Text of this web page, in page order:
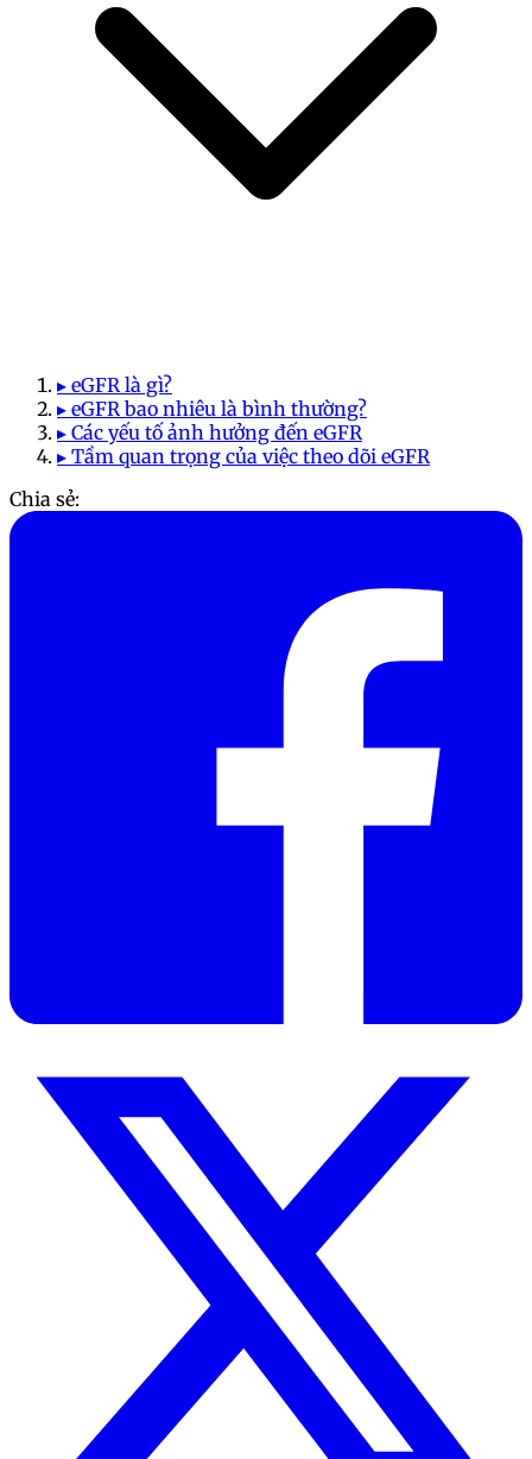
▸ eGFR là gì?
▸ eGFR bao nhiêu là bình thường?
▸ Các yếu tố ảnh hưởng đến eGFR
▸ Tầm quan trọng của việc theo dõi eGFR
Chia sẻ: